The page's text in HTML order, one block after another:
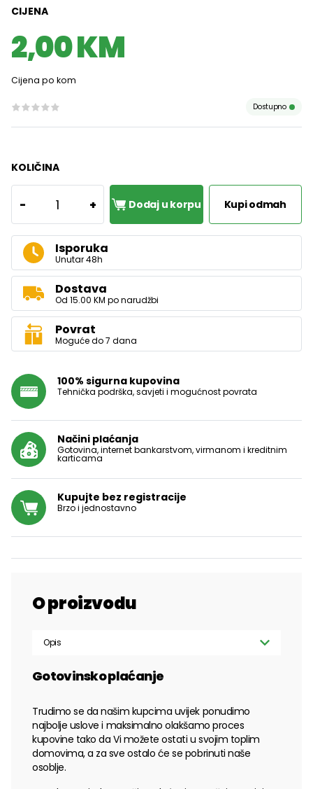
CIJENA
2,00 KM
Cijena po kom
Dostupno
KOLIČINA
- 1 + Dodaj u korpu Kupi odmah
Isporuka
Unutar 48h
Dostava
Od 15.00 KM po narudžbi
Povrat
Moguće do 7 dana
100% sigurna kupovina
Tehnička podrška, savjeti i mogućnost povrata
Načini plaćanja
Gotovina, internet bankarstvom, virmanom i kreditnim
karticama
Kupujte bez registracije
Brzo i jednostavno
O proizvodu
Opis
Gotovinsko plaćanje
Trudimo se da našim kupcima uvijek ponudimo
najbolje uslove i maksimalno olakšamo proces
kupovine tako da Vi možete ostati u svojim toplim
domovima, a za sve ostalo će se pobrinuti naše
osoblje.